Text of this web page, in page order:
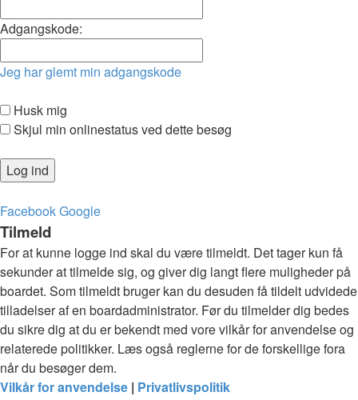
Adgangskode:
Jeg har glemt min adgangskode
Husk mig
Skjul min onlinestatus ved dette besøg
FacebookGoogle
Tilmeld
For at kunne logge ind skal du være tilmeldt. Det tager kun få
sekunder at tilmelde sig, og giver dig langt flere muligheder på
boardet. Som tilmeldt bruger kan du desuden få tildelt udvidede
tilladelser af en boardadministrator. Før du tilmelder dig bedes
du sikre dig at du er bekendt med vore vilkår for anvendelse og
relaterede politikker. Læs også reglerne for de forskellige fora
når du besøger dem.
Vilkår for anvendelse | Privatlivspolitik